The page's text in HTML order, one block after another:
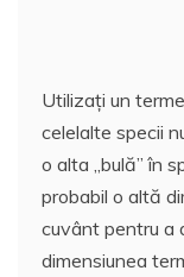
Utilizați un
celelalte specii
o alta „bulă” în
probabil o altă
cuvânt pentru a
dimensiunea